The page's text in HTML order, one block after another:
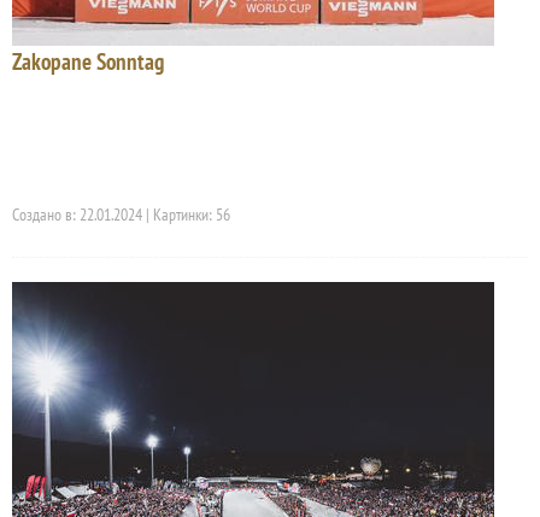
Zakopane Sonntag
Создано в: 22.01.2024 | Картинки: 56